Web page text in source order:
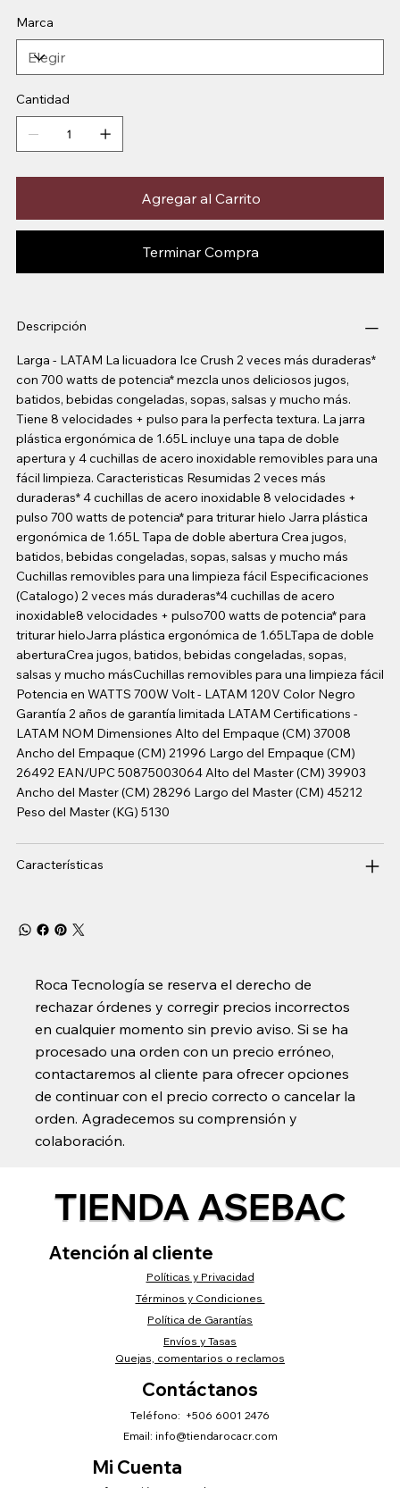
Marca
Cantidad
Agregar al Carrito
Terminar Compra
Descripción
Larga - LATAM La licuadora Ice Crush 2 veces más duraderas*
con 700 watts de potencia* mezcla unos deliciosos jugos,
batidos, bebidas congeladas, sopas, salsas y mucho más.
Tiene 8 velocidades + pulso para la perfecta textura. La jarra
plástica ergonómica de 1.65L incluye una tapa de doble
apertura y 4 cuchillas de acero inoxidable removibles para una
fácil limpieza. Caracteristicas Resumidas 2 veces más
duraderas* 4 cuchillas de acero inoxidable 8 velocidades +
pulso 700 watts de potencia* para triturar hielo Jarra plástica
ergonómica de 1.65L Tapa de doble abertura Crea jugos,
batidos, bebidas congeladas, sopas, salsas y mucho más
Cuchillas removibles para una limpieza fácil Especificaciones
(Catalogo) 2 veces más duraderas*4 cuchillas de acero
inoxidable8 velocidades + pulso700 watts de potencia* para
triturar hieloJarra plástica ergonómica de 1.65LTapa de doble
aberturaCrea jugos, batidos, bebidas congeladas, sopas,
salsas y mucho másCuchillas removibles para una limpieza fácil
Potencia en WATTS 700W Volt - LATAM 120V Color Negro
Garantía 2 años de garantía limitada LATAM Certifications -
LATAM NOM Dimensiones Alto del Empaque (CM) 37008
Ancho del Empaque (CM) 21996 Largo del Empaque (CM)
26492 EAN/UPC 50875003064 Alto del Master (CM) 39903
Ancho del Master (CM) 28296 Largo del Master (CM) 45212
Peso del Master (KG) 5130
Características
Roca Tecnología se reserva el derecho de
rechazar órdenes y corregir precios incorrectos
en cualquier momento sin previo aviso. Si se ha
procesado una orden con un precio erróneo,
contactaremos al cliente para ofrecer opciones
de continuar con el precio correcto o cancelar la
orden. Agradecemos su comprensión y
colaboración.
TIENDA ASEBAC
Atención al cliente
Políticas y Privacidad
Términos y Condiciones
Envíos y Tasas
Política de Garantías
Quejas, comentarios o reclamos
Mi Cuenta
Contáctanos
Teléfono: +506 6001 2476
Email: info@tiendarocacr.com